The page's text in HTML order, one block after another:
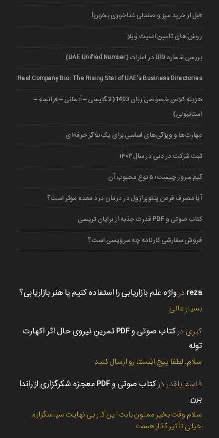
قبل از خرید میز و صندلی غذاخوری بخون!
روش های تامین امنیت ویلا
بررسی شماره UID در امارات (UAE Unified Number)
Real Company Bio: The Rising Star of UAE’s Business Directories
هزینه کلاس خصوصی زبان 1403 (انگلیسی – آلمانی – فرانسه –
استانبولی)
مهارت‌ها و ویژگی‌های اساسی برای یک بلاگر حرفه‌ای
ثبت شرکت در دبی در سال ۱۴۰۳
گیم سرور چیست؛ ۵ نوع محبوب آن
آیا مصرف قرص پنتوپرازول در درمان درد معده موثر است؟
کتاب صوتی و PDF قدرت جذبه از برایان تریسی
فروش سفارشی کارنامه چه سرویسی است؟
reza در واژه علم بازاریابی را استفاده کنیم یا هنر بازاریابی؟
بسیار عالی
کبری در
کتاب صوتی و PDF تمرین نیروی حال اثر اکهارت
توله
سلام. لطفا پیج اینستا رو ارسال کنید
قاسم بلقدر در
کتاب صوتی و PDF معجزه شکرگزاری از راندا
برن
سلام وقت بخیر ممنون بابت این کار بی نهایت سپاسگزارم
خیلی تاثیر گذار هست